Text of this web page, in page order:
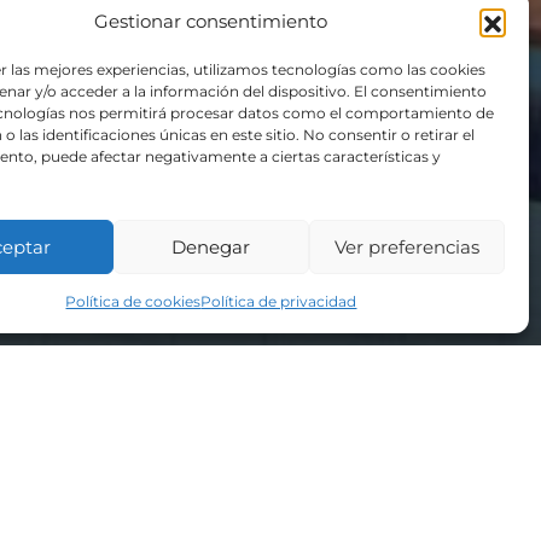
Gestionar consentimiento
las mejores experiencias, utilizamos tecnologías como las cookies
y/o acceder a la información del dispositivo. El consentimiento
nos permitirá procesar datos como el comportamiento de
o las identificaciones únicas en este sitio. No consentir o retirar el
puede afectar negativamente a ciertas características y
Denegar Ver preferencias
Política de cookiesPolítica de privacidad
Bembrive